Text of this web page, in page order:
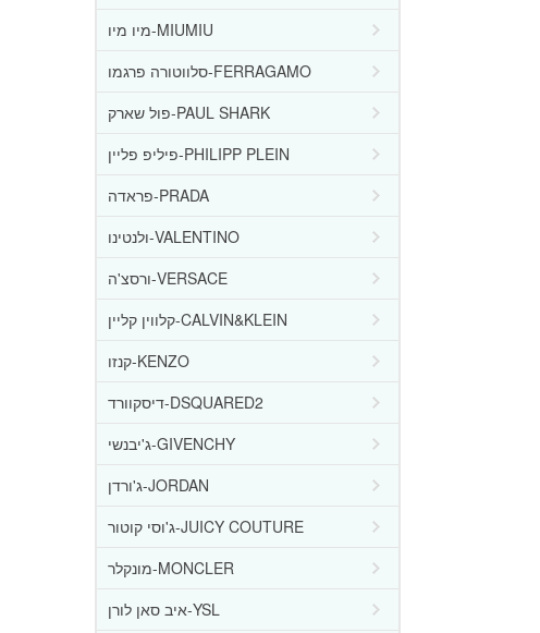
מיו מיו-MIUMIU
סלווטורה פרגמו-FERRAGAMO
פול שארק-PAUL SHARK
פיליפ פליין-PHILIPP PLEIN
פראדה-PRADA
ולנטינו-VALENTINO
ורסצ'ה-VERSACE
קלווין קליין-CALVIN&KLEIN
קנזו-KENZO
דיסקוורד-DSQUARED2
ג'יבנשי-GIVENCHY
ג'ורדן-JORDAN
ג'וסי קוטור-JUICY COUTURE
מונקלר-MONCLER
איב סאן לורן-YSL